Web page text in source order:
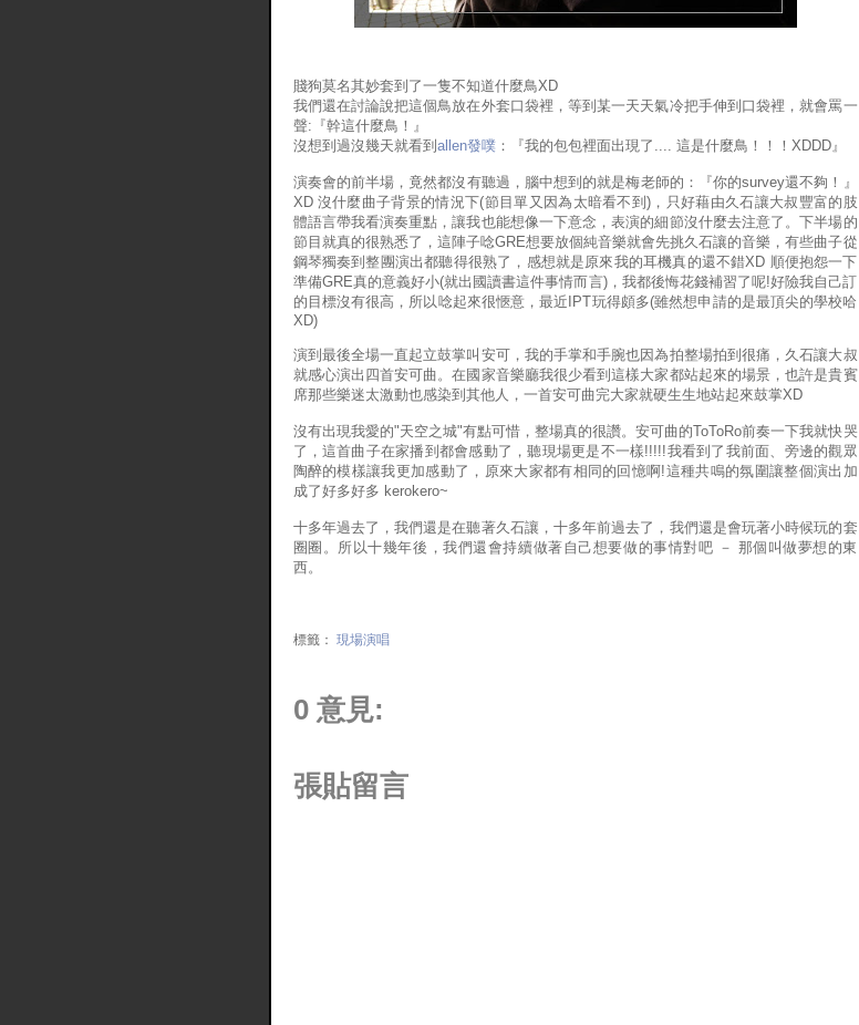
賤狗莫名其妙套到了一隻不知道什麼鳥XD
我們還在討論說把這個鳥放在外套口袋裡，等到某一天天氣冷把手伸到口袋裡，就會罵一
聲:『幹這什麼鳥！』
沒想到過沒幾天就看到 allen發噗：『我的包包裡面出現了.... 這是什麼鳥！！！XDDD』
演奏會的前半場，竟然都沒有聽過，腦中想到的就是梅老師的：『你的survey還不夠！』
XD 沒什麼曲子背景的情況下(節目單又因為太暗看不到)，只好藉由久石讓大叔豐富的肢
體語言帶我看演奏重點，讓我也能想像一下意念，表演的細節沒什麼去注意了。下半場的
節目就真的很熟悉了，這陣子唸GRE想要放個純音樂就會先挑久石讓的音樂，有些曲子從
鋼琴獨奏到整團演出都聽得很熟了，感想就是原來我的耳機真的還不錯XD 順便抱怨一下
準備GRE真的意義好小(就出國讀書這件事情而言)，我都後悔花錢補習了呢!好險我自己訂
的目標沒有很高，所以唸起來很愜意，最近IPT玩得頗多(雖然想申請的是最頂尖的學校哈
XD)
演到最後全場一直起立鼓掌叫安可，我的手掌和手腕也因為拍整場拍到很痛，久石讓大叔
就感心演出四首安可曲。在國家音樂廳我很少看到這樣大家都站起來的場景，也許是貴賓
席那些樂迷太激動也感染到其他人，一首安可曲完大家就硬生生地站起來鼓掌XD
沒有出現我愛的"天空之城"有點可惜，整場真的很讚。安可曲的ToToRo前奏一下我就快哭
了，這首曲子在家播到都會感動了，聽現場更是不一樣!!!!!我看到了我前面、旁邊的觀眾
陶醉的模樣讓我更加感動了，原來大家都有相同的回憶啊!這種共鳴的氛圍讓整個演出加
成了好多好多 kerokero~
十多年過去了，我們還是在聽著久石讓，十多年前過去了，我們還是會玩著小時候玩的套
圈圈。所以十幾年後，我們還會持續做著自己想要做的事情對吧 － 那個叫做夢想的東
西。
標籤： 現場演唱
0 意見:
張貼留言